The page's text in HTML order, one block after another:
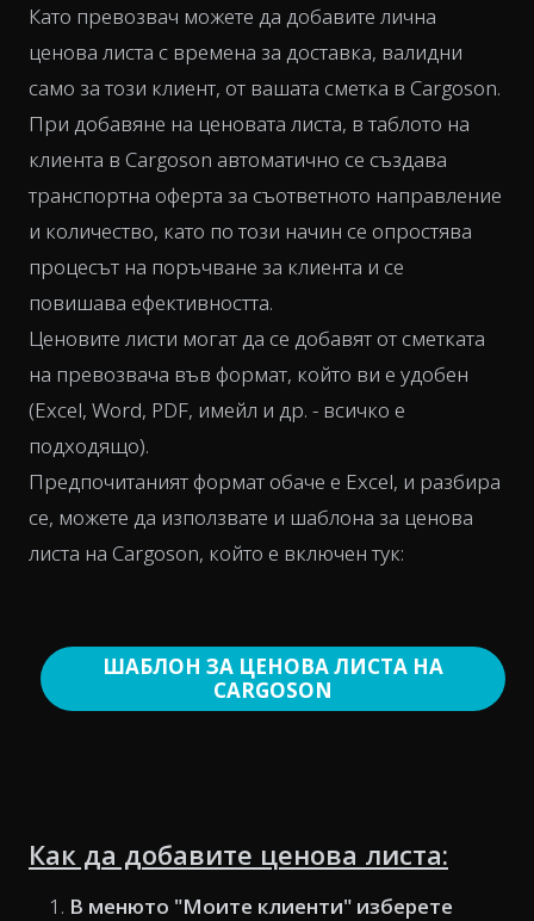
Като превозвач можете да добавите лична
ценова листа с времена за доставка, валидни
само за този клиент, от вашата сметка в Cargoson.
При добавяне на ценовата листа, в таблото на
клиента в Cargoson автоматично се създава
транспортна оферта за съответното направление
и количество, като по този начин се опростява
процесът на поръчване за клиента и се
повишава ефективността.
Ценовите листи могат да се добавят от сметката
на превозвача във формат, който ви е удобен
(Excel, Word, PDF, имейл и др. - всичко е
подходящо).
Предпочитаният формат обаче е Excel, и разбира
се, можете да използвате и шаблона за ценова
листа на Cargoson, който е включен тук:
ШАБЛОН ЗА ЦЕНОВА ЛИСТА НА
CARGOSON
Как да добавите ценова листа:
В менюто "Моите клиенти" изберете